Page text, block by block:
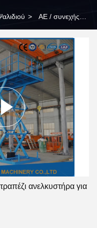
> ΑΕ / συνεχής
ανελκυστήρα για